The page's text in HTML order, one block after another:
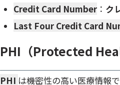
Credit Card Number ： ク
Last Four Credit Card
PHI（Protected
PHI は機密性の高い医療情報